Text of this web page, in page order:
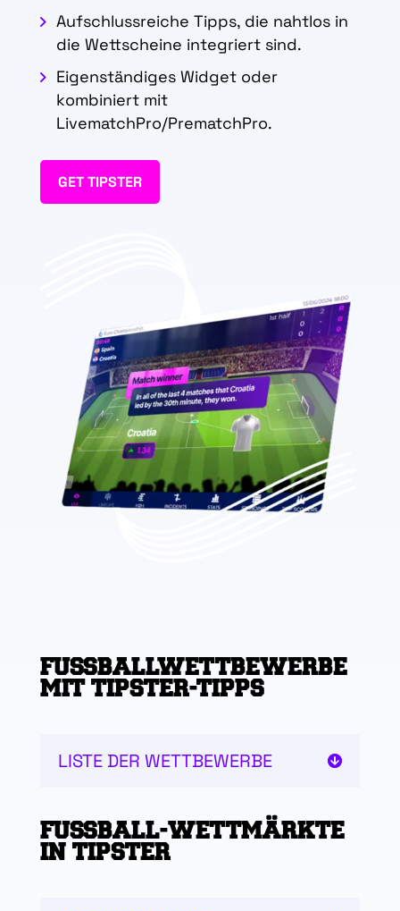
Aufschlussreiche Tipps, die nahtlos in
die Wettscheine integriert sind.
Eigenständiges Widget oder
kombiniert mit
LivematchPro/PrematchPro.
GET TIPSTER
FUSSBALLWETTBEWERBE M
IT TIPSTER-TIPPS
LISTE DER WETTBEWERBE
FUSSBALL-WETTMÄRKTE I
N TIPSTER